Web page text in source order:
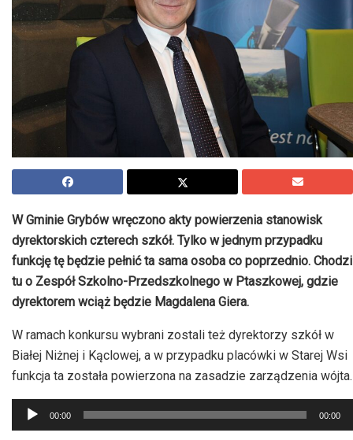
W Gminie Grybów wręczono akty powierzenia stanowisk
dyrektorskich czterech szkół. Tylko w jednym przypadku
funkcję tę będzie pełnić ta sama osoba co poprzednio. Chodzi
tu o Zespół Szkolno-Przedszkolnego w Ptaszkowej, gdzie
dyrektorem wciąż będzie Magdalena Giera.
W ramach konkursu wybrani zostali też dyrektorzy szkół w
Białej Niżnej i Kąclowej, a w przypadku placówki w Starej Wsi
funkcja ta została powierzona na zasadzie zarządzenia wójta.
Odtwarzacz
plików
00:00 00:00